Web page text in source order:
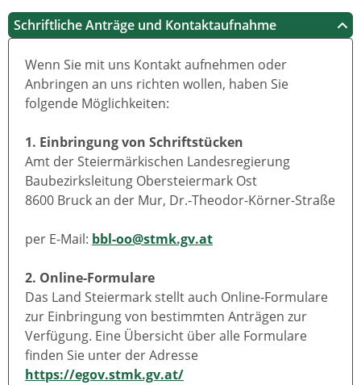
Schriftliche Anträge und Kontaktaufnahme
Wenn Sie mit uns Kontakt aufnehmen oder
Anbringen an uns richten wollen, haben Sie
folgende Möglichkeiten:
1. Einbringung von Schriftstücken
Amt der Steiermärkischen Landesregierung
Baubezirksleitung Obersteiermark Ost
8600 Bruck an der Mur, Dr.-Theodor-Körner-Straße
per E-Mail: bbl-oo@stmk.gv.at
2. Online-Formulare
Das Land Steiermark stellt auch Online-Formulare
zur Einbringung von bestimmten Anträgen zur
Verfügung. Eine Übersicht über alle Formulare
finden Sie unter der Adresse
https://egov.stmk.gv.at/